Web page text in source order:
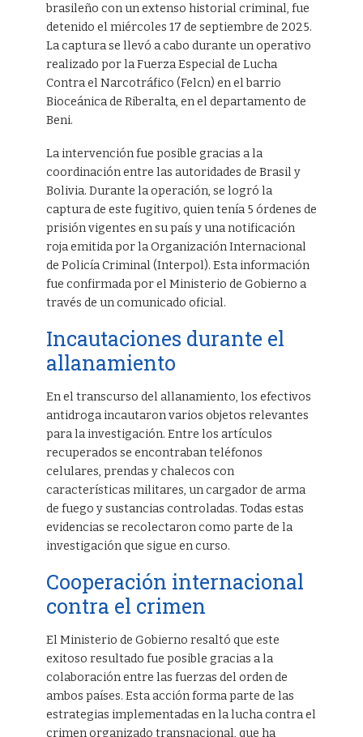
brasileño con un extenso historial criminal, fue
detenido el miércoles 17 de septiembre de 2025.
La captura se llevó a cabo durante un operativo
realizado por la Fuerza Especial de Lucha
Contra el Narcotráfico (Felcn) en el barrio
Bioceánica de Riberalta, en el departamento de
Beni.
La intervención fue posible gracias a la
coordinación entre las autoridades de Brasil y
Bolivia. Durante la operación, se logró la
captura de este fugitivo, quien tenía 5 órdenes de
prisión vigentes en su país y una notificación
roja emitida por la Organización Internacional
de Policía Criminal (Interpol). Esta información
fue confirmada por el Ministerio de Gobierno a
través de un comunicado oficial.
Incautaciones durante el
allanamiento
En el transcurso del allanamiento, los efectivos
antidroga incautaron varios objetos relevantes
para la investigación. Entre los artículos
recuperados se encontraban teléfonos
celulares, prendas y chalecos con
características militares, un cargador de arma
de fuego y sustancias controladas. Todas estas
evidencias se recolectaron como parte de la
investigación que sigue en curso.
Cooperación internacional
contra el crimen
El Ministerio de Gobierno resaltó que este
exitoso resultado fue posible gracias a la
colaboración entre las fuerzas del orden de
ambos países. Esta acción forma parte de las
estrategias implementadas en la lucha contra el
crimen organizado transnacional, que ha